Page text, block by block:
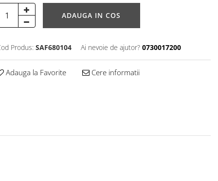
ADAUGA IN COS
Produs: SAF680104 Ai nevoie de ajutor? 0730017200
Adauga la Favorite Cere informatii